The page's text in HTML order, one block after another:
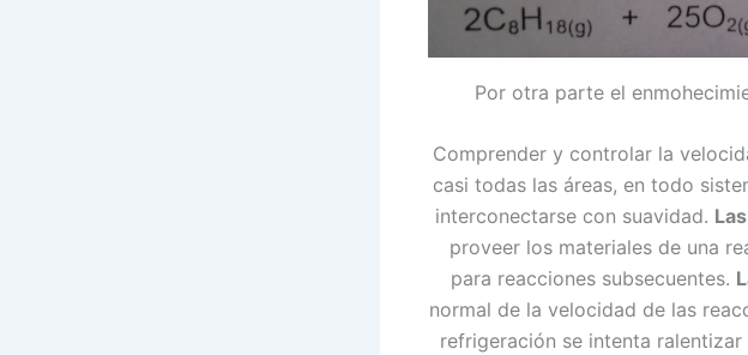
Por otra parte el
Comprender y controlar la
casi todas las áreas, en todo
interconectarse con suavidad.
proveer los materiales de una
para reacciones subsecuentes.
normal de la velocidad de las
refrigeración se intenta